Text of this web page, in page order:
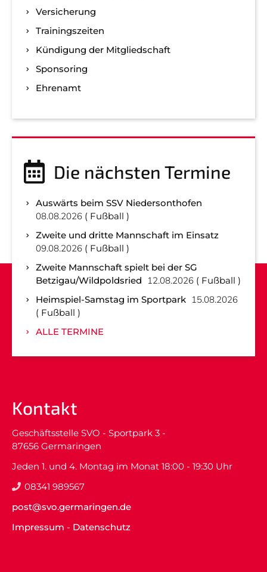
Versicherung
Trainingszeiten
Kündigung der Mitgliedschaft
Sponsoring
Ehrenamt
Die nächsten Termine
Auswärts beim SSV Niedersonthofen
08.08.2026
Fußball
Zweite und dritte Mannschaft im Einsatz
09.08.2026
Fußball
Zweite Mannschaft spielt bei der SG
Betzigau/Wildpoldsried
12.08.2026
Fußball
Heimspiel-Samstag im Sportpark 15.08.2026
Fußball
ALLE TERMINE
Kontakt
Geschäftsstelle SVO - Sportpark 3 -
87656 Germaringen
Jeden 1. und 4. Montag im Monat 18:00 - 19:30 Uhr
08341 989567
post@svo.germaringen.de
Impressum - Datenschutz